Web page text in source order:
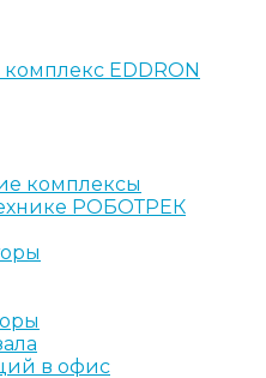
EDDRON
комплексы
РОБОТРЕК
в офис